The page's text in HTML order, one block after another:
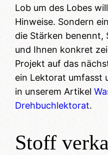
Lob um des Lobes
Hinweise. Sondern
die Stärken
und Ihnen konkret
Projekt auf das
ein Lektorat umfasst
in unserem Artikel
Drehbuchlektorat.
Stoff